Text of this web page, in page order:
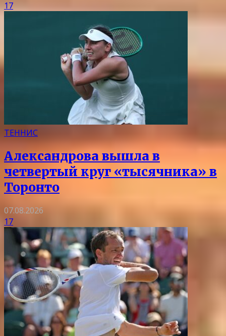
17
ТЕННИС
Александрова вышла в
четвертый круг «тысячника» в
Торонто
07.08.2026
17